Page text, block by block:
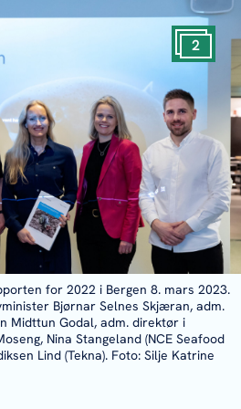
for 2022 i Bergen 8. mars 2023.
Bjørnar Selnes Skjæran, adm.
Midttun Godal, adm. direktør i
Nina Stangeland (NCE Seafood
Lind (Tekna). Foto: Silje Katrine
2